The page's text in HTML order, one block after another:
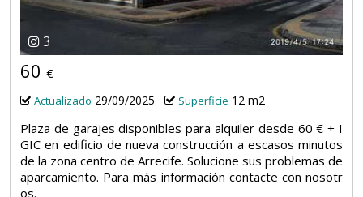
3
60 €
Actualizado 29/09/2025 Superficie 12 m2
Plaza de garajes disponibles para alquiler desde 60 € + I
GIC en edificio de nueva construcción a escasos minutos
de la zona centro de Arrecife. Solucione sus problemas de
aparcamiento. Para más información contacte con nosotr
os.